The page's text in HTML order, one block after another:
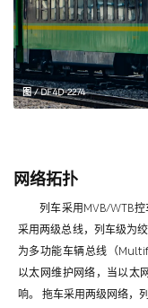
图 / DF4D-2274
网络拓扑
列车采用MVB/WTB
采用两级总线，列车级为
为多功能车辆总线（
以太网维护网络，当以太
响。 拖车采用两级网络，